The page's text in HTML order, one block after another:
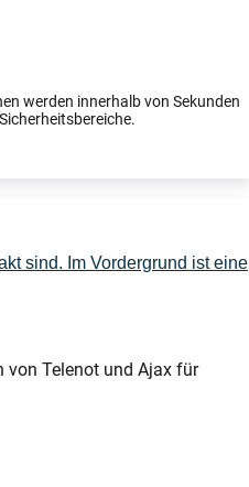
werden innerhalb von Sekunden
von Telenot und Ajax für